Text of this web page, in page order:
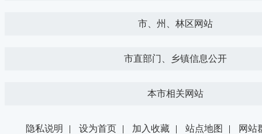
市、州、林区网站
市直部门、乡镇信息公开
本市相关网站
隐私说明 | 设为首页 | 加入收藏 | 站点地图 | 网站